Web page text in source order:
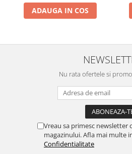
Articole si accesorii pentru baie
Baterii baie
Chiuvete bucatarie compozit
ADAUGA IN COS
Nu rata ofertele si
Vreau sa primesc newsletter
magazinului. Afla mai multe
Confidentialitate